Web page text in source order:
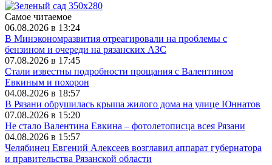
Самое читаемое
06.08.2026 в 13:24
В Минэкономразвития отреагировали на проблемы с
бензином и очереди на рязанских АЗС
07.08.2026 в 17:45
Стали известны подробности прощания с Валентином
Евкиным и похорон
04.08.2026 в 18:57
В Рязани обрушилась крыша жилого дома на улице Юннатов
07.08.2026 в 15:20
Не стало Валентина Евкина – фотолетописца всея Рязани
04.08.2026 в 15:57
Челябинец Евгений Алексеев возглавил аппарат губернатора
и правительства Рязанской области